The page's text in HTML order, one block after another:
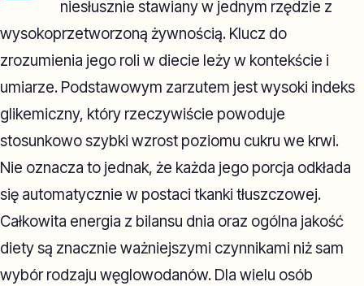
niesłusznie stawiany w jednym rzędzie z
wysokoprzetworzoną żywnością. Klucz do
zrozumienia jego roli w diecie leży w kontekście i
umiarze. Podstawowym zarzutem jest wysoki indeks
glikemiczny, który rzeczywiście powoduje
stosunkowo szybki wzrost poziomu cukru we krwi.
Nie oznacza to jednak, że każda jego porcja odkłada
się automatycznie w postaci tkanki tłuszczowej.
Całkowita energia z bilansu dnia oraz ogólna jakość
diety są znacznie ważniejszymi czynnikami niż sam
wybór rodzaju węglowodanów. Dla wielu osób